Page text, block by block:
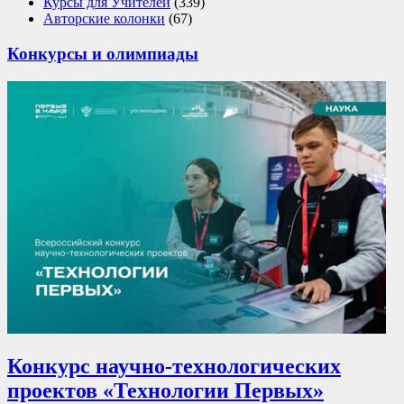
Авторские колонки (67)
Конкурсы и олимпиады
Конкурс научно-технологических
проектов «Технологии Первых»